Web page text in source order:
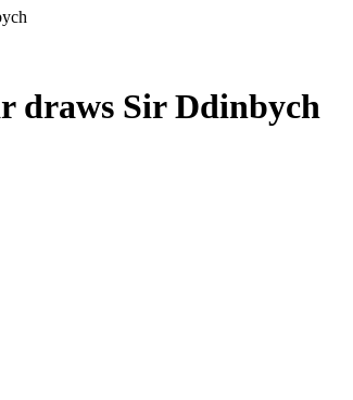
draws Sir Ddinbych